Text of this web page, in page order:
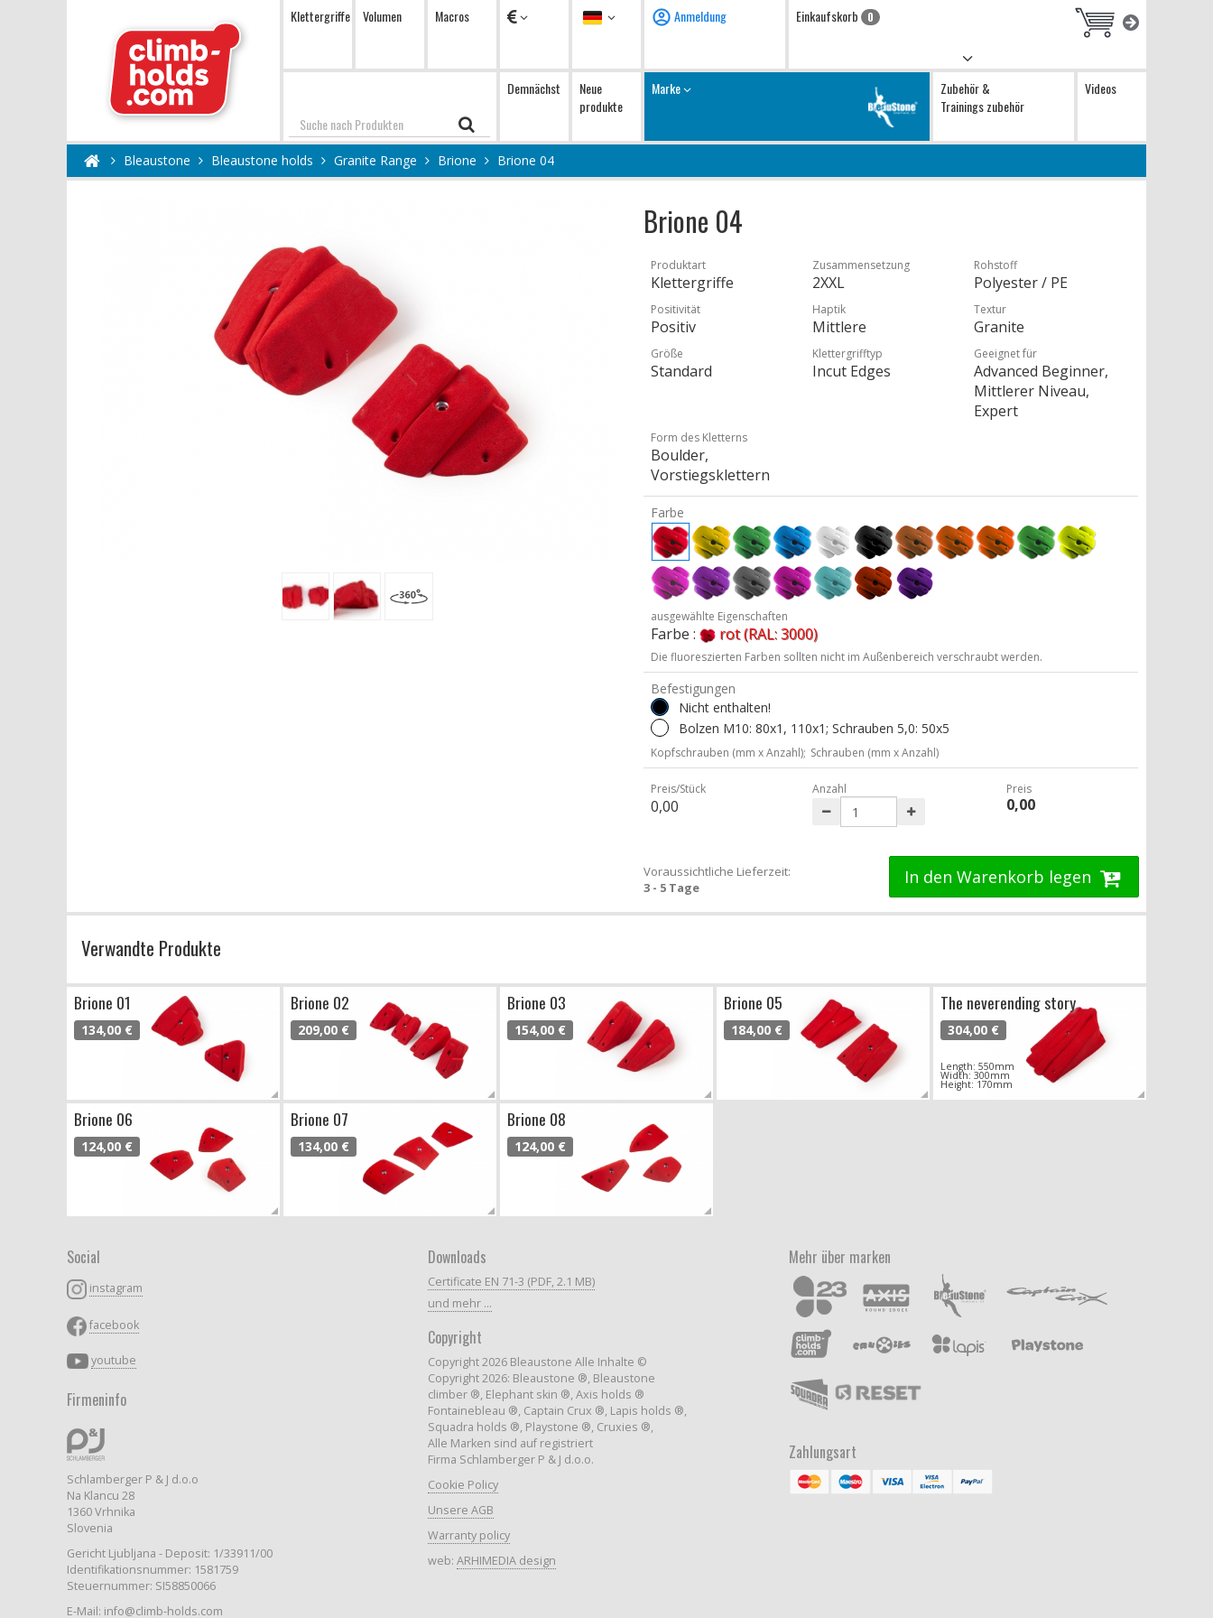
Klettergriffe Volumen Macros Währung Sprache Anmeldung Einkaufskorb 0
Suchen
Demnächst
Neue
produkte
Marke
Zubehör &
Trainings zubehör
Videos
Bleaustone Bleaustone holds Granite Range Brione Brione 04
Brione 04
Produktart
Klettergriffe
Zusammensetzung
2XXL
Rohstoff
Polyester / PE
Positivität
Positiv
Haptik
Mittlere
Textur
Granite
Größe
Standard
Klettergrifftyp
Incut Edges
Geeignet für
Advanced Beginner,
Mittlerer Niveau,
Expert
Form des Kletterns
Boulder,
Vorstiegsklettern
Farbe
ausgewählte Eigenschaften
Farbe : rot (RAL: 3000)
Die fluoreszierten Farben sollten nicht im Außenbereich verschraubt werden.
Befestigungen
Nicht enthalten!
Bolzen M10: 80x1, 110x1; Schrauben 5,0: 50x5
Kopfschrauben (mm x Anzahl); Schrauben (mm x Anzahl)
Preis/Stück
0,00
Anzahl Preis
0,00
Voraussichtliche Lieferzeit:
3 - 5 Tage
In den Warenkorb legen
Verwandte Produkte
Brione 01
134,00 €
Brione 02
209,00 €
Brione 03
154,00 €
Brione 05
184,00 €
The neverending story
304,00 €
Length: 550mm
Width: 300mm
Height: 170mm
Brione 06
124,00 €
Brione 07
134,00 €
Brione 08
124,00 €
Social
instagram
facebook
youtube
Firmeninfo
Schlamberger P & J d.o.o
Na Klancu 28
1360 Vrhnika
Slovenia
Gericht Ljubljana - Deposit: 1/33911/00
Identifikationsnummer: 1581759
Steuernummer: SI58850066
E-Mail: info@climb-holds.com
Downloads
Certificate EN 71-3 (PDF, 2.1 MB)
und mehr ...
Copyright
Copyright 2026 Bleaustone Alle Inhalte ©
Copyright 2026: Bleaustone ®, Bleaustone
climber ®, Elephant skin ®, Axis holds ®
Fontainebleau ®, Captain Crux ®, Lapis holds ®,
Squadra holds ®, Playstone ®, Cruxies ®,
Alle Marken sind auf registriert
Firma Schlamberger P & J d.o.o.
Cookie Policy
Unsere AGB
Warranty policy
web: ARHIMEDIA design
Mehr über marken
Zahlungsart